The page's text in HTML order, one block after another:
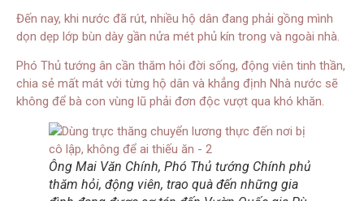
Đến nay, khi nước đã rút, nhiều hộ dân đang phải gồng mình
dọn dẹp lớp bùn dày gần nửa mét phủ kín trong và ngoài nhà.
Phó Thủ tướng ân cần thăm hỏi đời sống, động viên tinh thần,
chia sẻ mất mát với từng hộ dân và khẳng định Nhà nước sẽ
không để bà con vùng lũ phải đơn độc vượt qua khó khăn.
Ông Mai Văn Chính, Phó Thủ tướng Chính phủ
thăm hỏi, động viên, trao quà đến những gia